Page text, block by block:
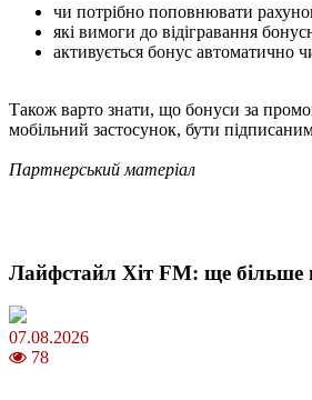
чи потрібно поповнювати
які вимоги до відігравання
активується бонус автоматично
Також варто знати, що бонуси за
мобільний застосунок, бути
Партнерський матеріал
Лайфстайл Хіт FM: ще більше
07.08.2026
78